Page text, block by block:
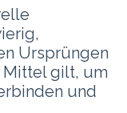
Ursprüngen
Mittel gilt, um
und